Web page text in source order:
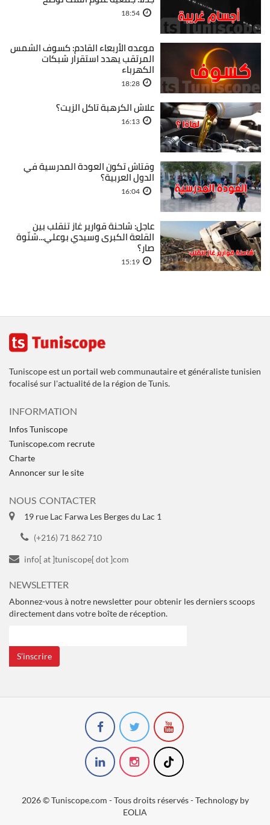
18:54
موعده الأربعاء القادم: كسوف الشمس
المرتقب يهدد استقرار شبكات
الكهرباء
18:28
علاش الكرهبة تاكل الزيت؟
16:13
وقتاش تكون العودة المدرسية في
الدول العربية؟
16:04
عاجل: شاحنة قوارير غاز تنقلب بين
القلعة الكبرى وسيدي بوعلي...شنّوة
صار؟
15:19
Tuniscope est un portail web communautaire et généraliste tunisien
focalisé sur l'actualité de la région de Tunis.
INFORMATION
Infos Tuniscope
Tuniscope.com recrute
Charte
Annoncer sur le site
NOUS CONTACTER
19 rue Lac Farwa Les Berges du Lac 1
(+216) 71 862 710
info[ at ]tuniscope[ dot ]com
NEWSLETTER
Abonnez-vous à notre newsletter pour obtenir les derniers scoops
directement dans votre boîte de réception.
S’inscrire
2026 © Tuniscope.com - Tous droits réservés - Technology by
EOLIA